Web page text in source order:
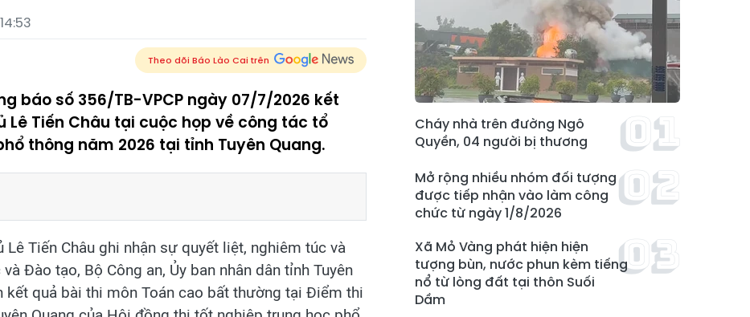
Theo dõi Báo Lào Cai trên
báo số 356/TB-VPCP ngày 07/7/2026 kết
Lê Tiến Châu tại cuộc họp về công tác tổ
thông năm 2026 tại tỉnh Tuyên Quang.
Tiến Châu ghi nhận sự quyết liệt, nghiêm túc và
Đào tạo, Bộ Công an, Ủy ban nhân dân tỉnh Tuyên
kết quả bài thi môn Toán cao bất thường tại Điểm thi
Cháy nhà trên đường Ngô
Quyền, 04 người bị thương
Mở rộng nhiều nhóm đối tượng
được tiếp nhận vào làm công
chức từ ngày 1/8/2026
Xã Mỏ Vàng phát hiện hiện
tượng bùn, nước phun kèm tiếng
nổ từ lòng đất tại thôn Suối
Dầm